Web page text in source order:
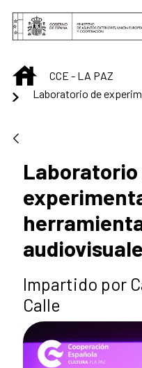
Saltar al contenido
INICIOCCE - LA PAZ
Laboratorio
Impartido por
Calle